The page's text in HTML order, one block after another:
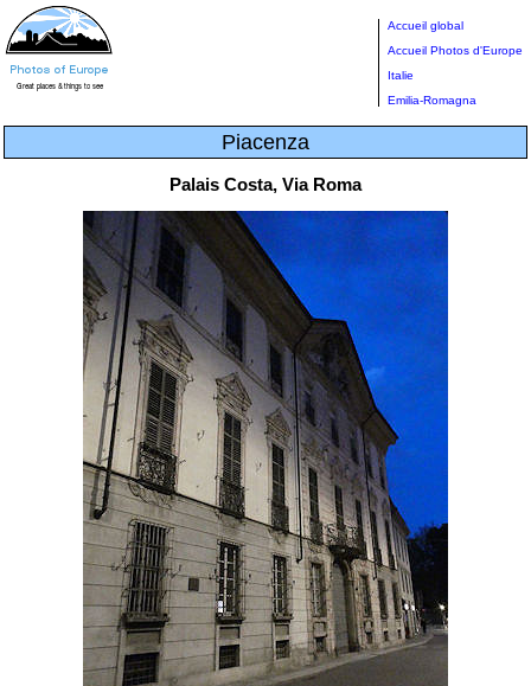
Accueil global
Accueil Photos d'Europe
Italie
Emilia-Romagna
Piacenza
Palais Costa, Via Roma